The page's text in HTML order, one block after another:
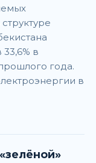
33,6% в
года.
в